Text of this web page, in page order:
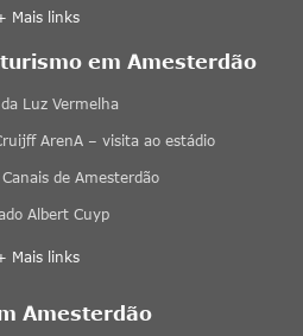
Mais links
em Amesterdão
Luz Vermelha
ArenA – visita ao estádio
de Amesterdão
Albert Cuyp
Mais links
Amesterdão